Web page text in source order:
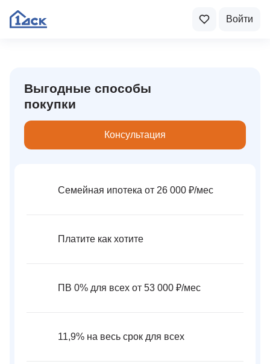
Войти
Выгодные способы
покупки
Консультация
Семейная ипотека от 26 000 ₽⁠/⁠мес
Платите как хотите
ПВ 0% для всех от 53 000 ₽⁠/⁠мес
11,9% на весь срок для всех